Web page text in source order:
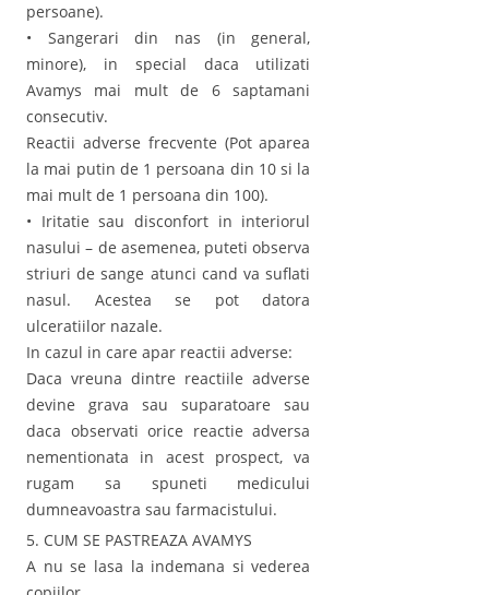
persoane).
• Sangerari din nas (in general,
minore), in special daca utilizati
Avamys mai mult de 6 saptamani
consecutiv.
Reactii adverse frecvente (Pot aparea
la mai putin de 1 persoana din 10 si la
mai mult de 1 persoana din 100).
• Iritatie sau disconfort in interiorul
nasului – de asemenea, puteti observa
striuri de sange atunci cand va suflati
nasul. Acestea se pot datora
ulceratiilor nazale.
In cazul in care apar reactii adverse:
Daca vreuna dintre reactiile adverse
devine grava sau suparatoare sau
daca observati orice reactie adversa
nementionata in acest prospect, va
rugam sa spuneti medicului
dumneavoastra sau farmacistului.
5. CUM SE PASTREAZA AVAMYS
A nu se lasa la indemana si vederea